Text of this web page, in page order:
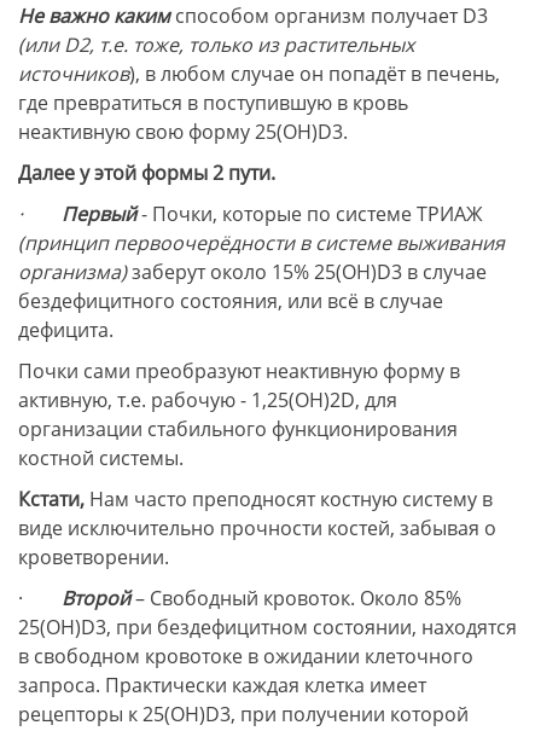
Не важно какимспособом организм получает D3
(или D2, т.е. тоже, только из растительных
источников), в любом случае он попадёт в печень,
где превратиться в поступившую в кровь
неактивную свою форму 25(ОН)D3.
Далее у этой формы 2 пути.
·
Первый- Почки, которые по системе ТРИАЖ
(принцип первоочерёдности в системе выживания
организма)заберут около 15% 25(ОН)D3 в случае
бездефицитного состояния, или всё в случае
дефицита.
Почки сами преобразуют неактивную форму в
активную, т.е. рабочую - 1,25(ОН)2D, для
организации стабильного функционирования
костной системы.
Кстати, Нам часто преподносят костную систему в
виде исключительно прочности костей, забывая о
кроветворении.
· Второй– Свободный кровоток. Около 85%
25(ОН)D3, при бездефицитном состоянии, находятся
в свободном кровотоке в ожидании клеточного
запроса. Практически каждая клетка имеет
рецепторы к 25(ОН)D3, при получении которой